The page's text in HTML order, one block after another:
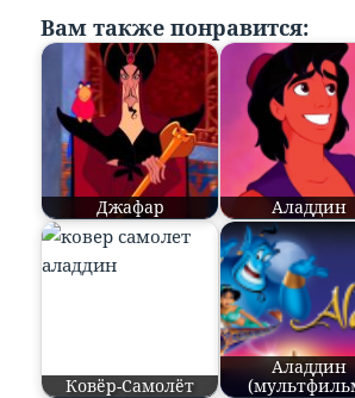
Вам также понравится:
Джафар Аладдин
Ковёр-Самолёт
Аладдин